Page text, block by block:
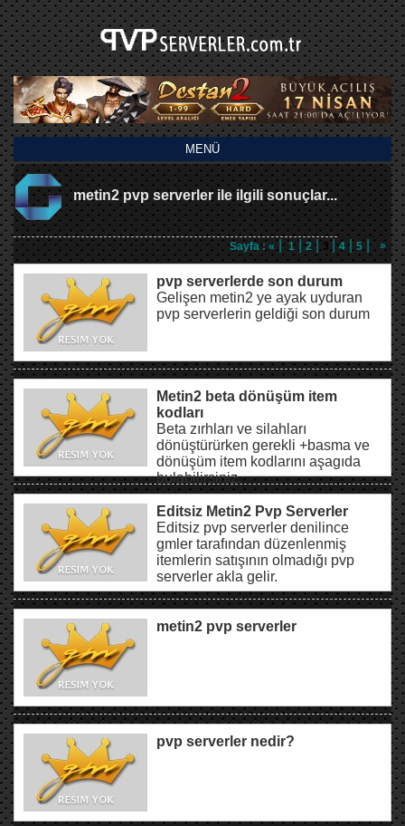
MENÜ
metin2 pvp serverler ile ilgili sonuçlar...
Sayfa :« 1 | 2 | 3| 4 | 5 | »
pvp serverlerde son durum
Gelişen metin2 ye ayak uyduran
pvp serverlerin geldiği son durum
Metin2 beta dönüşüm item
kodları
Beta zırhları ve silahları
dönüştürürken gerekli +basma ve
dönüşüm item kodlarını aşagıda
bulabilirsiniz.
Editsiz Metin2 Pvp Serverler
Editsiz pvp serverler denilince
gmler tarafından düzenlenmiş
itemlerin satışının olmadığı pvp
serverler akla gelir.
metin2 pvp serverler
pvp serverler nedir?